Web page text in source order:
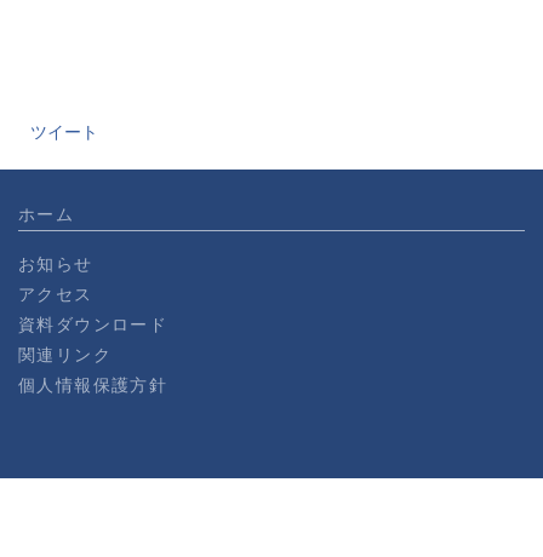
ツイート
ホーム
お知らせ
アクセス
資料ダウンロード
関連リンク
個人情報保護方針